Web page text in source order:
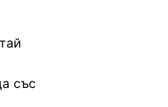
със